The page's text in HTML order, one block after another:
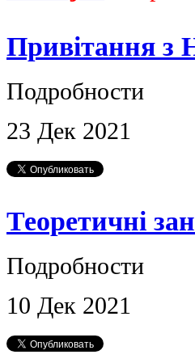
Привітання з
Подробности
23 Дек 2021
Теоретичні
Подробности
10 Дек 2021